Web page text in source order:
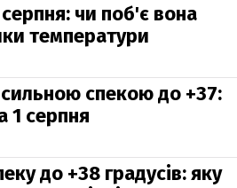
чи поб'є вона
температури
сильною спекою до +37:
1 серпня
до +38 градусів: яку